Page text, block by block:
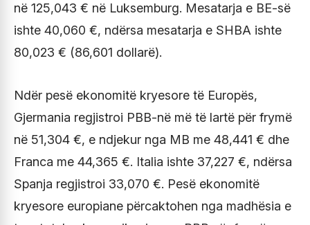
në 125,043 € në Luksemburg. Mesatarja e BE-së
ishte 40,060 €, ndërsa mesatarja e SHBA ishte
80,023 € (86,601 dollarë).
Ndër pesë ekonomitë kryesore të Europës,
Gjermania regjistroi PBB-në më të lartë për frymë
në 51,304 €, e ndjekur nga MB me 48,441 € dhe
Franca me 44,365 €. Italia ishte 37,227 €, ndërsa
Spanja regjistroi 33,070 €. Pesë ekonomitë
kryesore europiane përcaktohen nga madhësia e